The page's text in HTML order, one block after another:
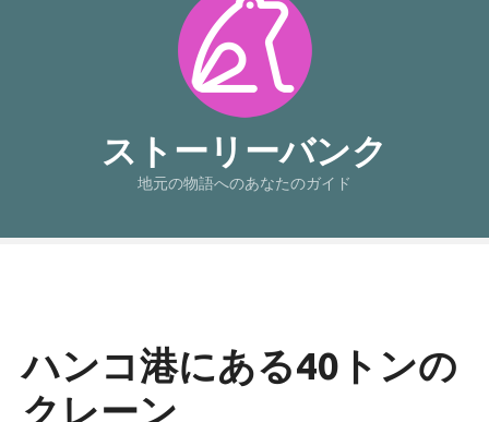
ストーリーバンク
地元の物語へのあなたのガイド
ハンコ港にある40トンの
クレーン